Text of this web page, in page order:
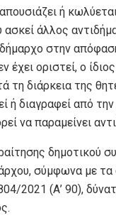
ή
ασκεί άλλος
στην
έχει οριστεί, ο
τη διάρκεια της
ή διαγραφεί από
να παραμείνει
δημοτικού
σύμφωνα με τα
2021 (Α’ 90),